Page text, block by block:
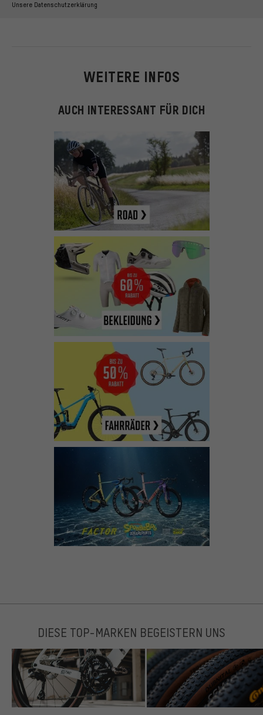
Unsere Datenschutzerklärung
WEITERE INFOS
AUCH INTERESSANT FÜR DICH
DIESE TOP-MARKEN BEGEISTERN UNS